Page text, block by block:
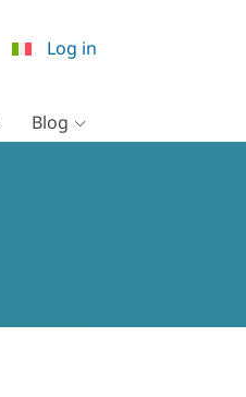
Log in
Blog